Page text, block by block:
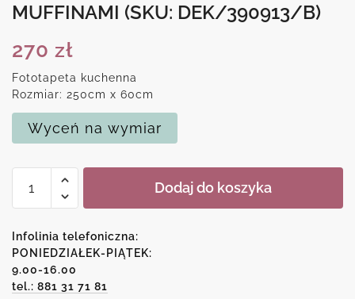
MUFFINAMI (SKU: DEK/390913/B)
270 zł
Fototapeta kuchenna
Rozmiar: 250cm x 60cm
Wyceń na wymiar
Foto-
między
szafki
z
muffinami
Dodaj do koszyka
Infolinia telefoniczna:
PONIEDZIAŁEK-PIĄTEK:
9.00-16.00
tel.: 881 31 71 81